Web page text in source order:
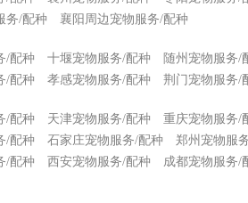
务/配种 襄阳周边宠物服务/配种
/配种 十堰宠物服务/配种 随州宠物服务/
/配种 孝感宠物服务/配种 荆门宠物服务/
/配种 天津宠物服务/配种 重庆宠物服务/
/配种 石家庄宠物服务/配种 郑州宠物服
/配种 西安宠物服务/配种 成都宠物服务/